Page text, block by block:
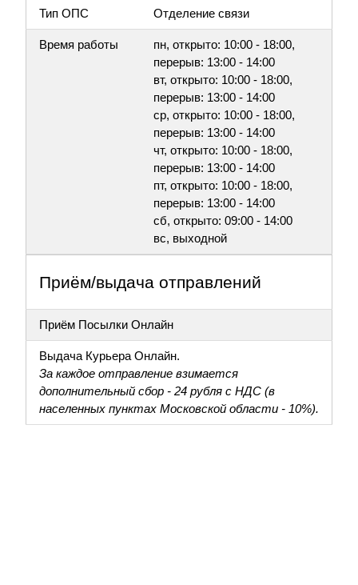
Тип ОПС Отделение связи
Время работы
пн, открыто: 10:00 - 18:00,
перерыв: 13:00 - 14:00
вт, открыто: 10:00 - 18:00,
перерыв: 13:00 - 14:00
ср, открыто: 10:00 - 18:00,
перерыв: 13:00 - 14:00
чт, открыто: 10:00 - 18:00,
перерыв: 13:00 - 14:00
пт, открыто: 10:00 - 18:00,
перерыв: 13:00 - 14:00
сб, открыто: 09:00 - 14:00
вс, выходной
Приём/выдача отправлений
Приём Посылки Онлайн
Выдача Курьера Онлайн.
За каждое отправление взимается
дополнительный сбор - 24 рубля с НДС (в
населенных пунктах Московской области - 10%).